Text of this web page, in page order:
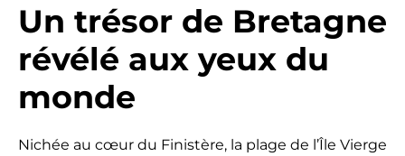
Un trésor de Bretagne
révélé aux yeux du
monde
Nichée au cœur du Finistère, la plage de l’Île Vierge